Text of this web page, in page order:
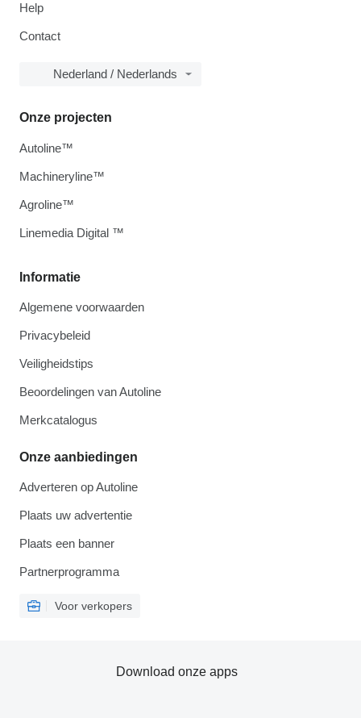
Help
Contact
Nederland / Nederlands
Informatie
Algemene voorwaarden
Privacybeleid
Veiligheidstips
Beoordelingen van Autoline
Merkcatalogus
Onze aanbiedingen
Adverteren op Autoline
Plaats uw advertentie
Plaats een banner
Partnerprogramma
Voor verkopers
Onze projecten
Autoline™
Machineryline™
Agroline™
Linemedia Digital ™
Download onze apps